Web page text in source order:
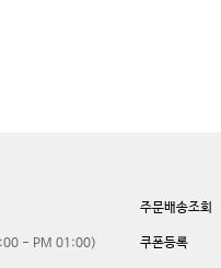
- PM 01:00)
주문배송조회
쿠폰등록